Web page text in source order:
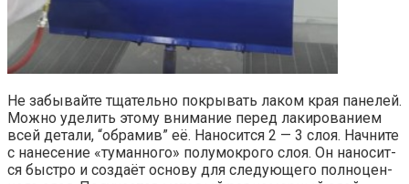
Не забы­вай­те тща­тель­но покры­вать лаком края пане­лей.
Мож­но уде­лить это­му вни­ма­ние перед лаки­ро­ва­ни­ем
всей дета­ли, “обра­мив” её. Нано­сит­ся 2 — 3 слоя. Нач­ни­те
с нане­се­ние «туман­но­го» полу­мо­кро­го слоя. Он нано­сит­
ся быст­ро и созда­ёт осно­ву для сле­ду­ю­ще­го пол­но­цен­